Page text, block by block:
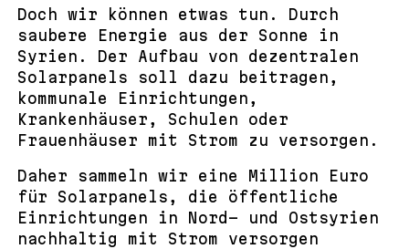
Doch wir können etwas tun. Durch
saubere Energie aus der Sonne in
Syrien. Der Aufbau von dezentralen
Solarpanels soll dazu beitragen,
kommunale Einrichtungen,
Krankenhäuser, Schulen oder
Frauenhäuser mit Strom zu versorgen.
Daher sammeln wir eine Million Euro
für Solarpanels, die öffentliche
Einrichtungen in Nord- und Ostsyrien
nachhaltig mit Strom versorgen